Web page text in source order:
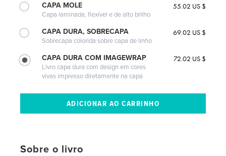
CAPA MOLE
Capa laminada, flexível e de alto brilho
55.02 US $
CAPA DURA, SOBRECAPA
Sobrecapa colorida sobre capa de linho
69.02 US $
CAPA DURA COM IMAGEWRAP
Livro capa dura com design em cores
vivas impresso diretamente na capa
72.02 US $
Sobre o livro